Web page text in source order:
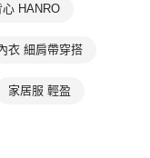
心 HANRO
衣 細肩帶穿搭
家居服 輕盈